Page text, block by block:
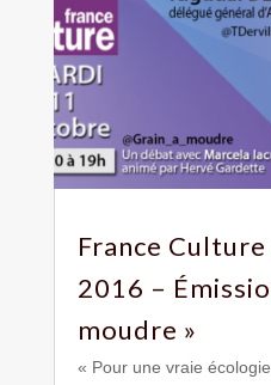
France
2016 –
moudre »
« Pour une vraie